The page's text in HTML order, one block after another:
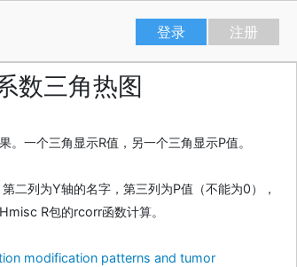
注册
登录
数三角热图
。一个三角显示R值，另一个三角显示P值。
二列为Y轴的名字，第三列为P值（不能为0），
R包的rcorr函数计算。
modification patterns and tumor